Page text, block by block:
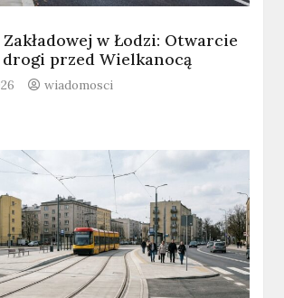
w Łodzi: Otwarcie
przed Wielkanocą
wiadomosci